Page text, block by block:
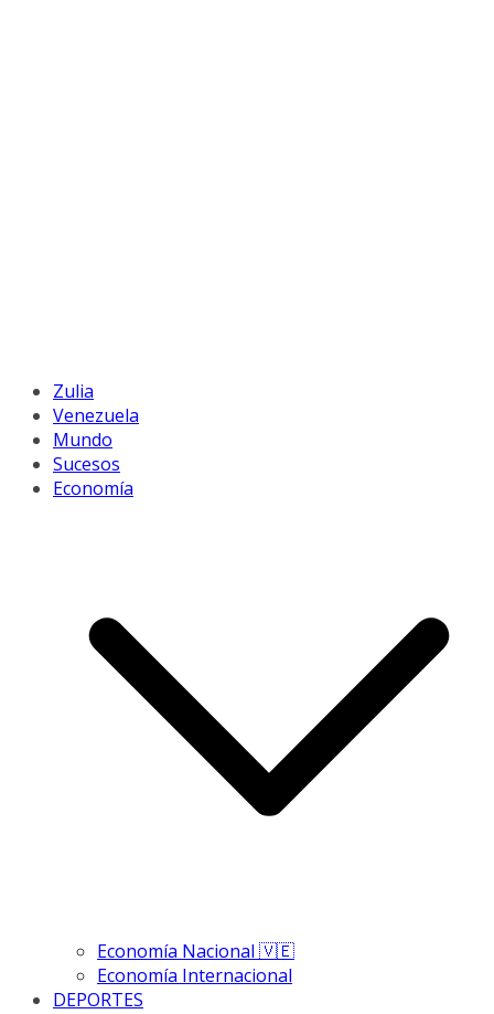
Zulia
Venezuela
Mundo
Sucesos
Economía
Economía Nacional 🇻🇪
Economía Internacional
DEPORTES